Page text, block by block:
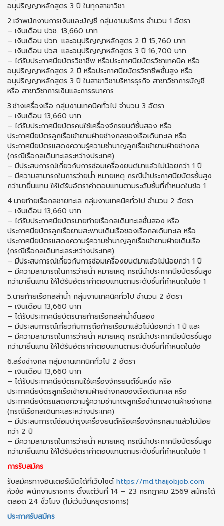
อนุปริญญาหลักสูตร 3 ปี ในทุกสาขาวิชา
2.เจ้าพนักงานการเงินและบัญชี กลุ่มงานบริการ จำนวน 1 อัตรา
– เงินเดือน ปวช. 13,660 บาท
– เงินเดือน ปวท. และอนุปริญญาหลักสูตร 2 ปี 15,760 บาท
– เงินเดือน ปวส. และอนุปริญญาหลักสูตร 3 ปี 16,700 บาท
– ได้รับประกาศนียบัตรวิชาชีพ หรือประกาศนียบัตรวิชาเทคนิค หรือ
อนุปริญญาหลักสูตร 2 ปี หรือประกาศนียบัตรวิชาชีพชั้นสูง หรือ
อนุปริญญาหลักสูตร 3 ปี ในสาขาวิชาบริหารธุรกิจ สาขาวิชาการบัญชี
หรือ สาขาวิชาการเงินและการธนาคาร
3.ช่างเครื่องเรือ กลุ่มงานเทคนิคทั่วไป จำนวน 3 อัตรา
– เงินเดือน 13,660 บาท
– ได้รับประกาศนียบัตรคนใช้เครื่องจักรยนต์ชั้นสอง หรือ
ประกาศนียบัตรลูกเรือเข้ายามฝ่ายช่างกลของเรือเดินทะเล หรือ
ประกาศนียบัตรแสดงความรู้ความชำนาญลูกเรือเข้ายามฝ่ายช่างกล
(กรณีเรือกลเดินทะเลระหว่างประเทศ)
– มีประสบการณ์เกี่ยวกับการซ่อมเครื่องยนต์มาแล้วไม่น้อยกว่า 1 ปี
– มีความสามารถในการว่ายน้ำ หมายเหตุ กรณีนำประกาศนียบัตรชั้นสูง
กว่ามายื่นแทน ให้ได้รับอัตราค่าตอบแทนตามระดับชั้นที่กำหนดในข้อ 1
4.นายท้ายเรือกลชายทะเล กลุ่มงานเทคนิคทั่วไป จำนวน 2 อัตรา
– เงินเดือน 13,660 บาท
– ได้รับประกาศนียบัตรนายท้ายเรือกลเดินทะเลชั้นสอง หรือ
ประกาศนียบัตรลูกเรือยามสะพานเดินเรือของเรือกลเดินทะเล หรือ
ประกาศนียบัตรแสดงความรู้ความชำนาญลูกเรือเข้ายามฝ่ายเดินเรือ
(กรณีเรือกลเดินทะเลระหว่างประเทศ)
– มีประสบการณ์เกี่ยวกับการซ่อมเครื่องยนต์มาแล้วไม่น้อยกว่า 1 ปี
– มีความสามารถในการว่ายน้ำ หมายเหตุ กรณีนำประกาศนียบัตรชั้นสูง
กว่ามายื่นแทน ให้ได้รับอัตราค่าตอบแทนตามระดับชั้นที่กำหนดในข้อ 1
5.นายท้ายเรือกลลำน้ำ กลุ่มงานเทคนิคทั่วไป จำนวน 2 อัตรา
– เงินเดือน 13,660 บาท
– ได้รับประกาศนียบัตรนายท้ายเรือกลลำน้ำชั้นสอง
– มีประสบการณ์เกี่ยวกับการถือท้ายเรือมาแล้วไม่น้อยกว่า 1 ปี และ
– มีความสามารถในการว่ายน้ำ หมายเหตุ กรณีนำประกาศนียบัตรชั้นสูง
กว่ามายื่นแทน ให้ได้รับอัตราค่าตอบแทนตามระดับชั้นที่กำหนดในข้อ
6.สรั่งช่างกล กลุ่มงานเทคนิคทั่วไป 2 อัตรา
– เงินเดือน 13,660 บาท
– ได้รับประกาศนียบัตรคนใช้เครื่องจักรยนต์ชั้นหนึ่ง หรือ
ประกาศนียบัตรลูกเรือเข้ายามฝ่ายช่างกลของเรือเดินทะเล หรือ
ประกาศนียบัตรแสดงความรู้ความชำนาญลูกเรือชำนาญงานฝ่ายช่างกล
(กรณีเรือกลเดินทะเลระหว่างประเทศ)
– มีประสบการณ์ซ่อมบำรุงเครื่องยนต์หรือเครื่องจักรกลมาแล้วไม่น้อย
กว่า 2 ปี
– มีความสามารถในการว่ายน้ำ หมายเหตุ กรณีนำประกาศนียบัตรชั้นสูง
กว่ามายื่นแทน ให้ได้รับอัตราค่าตอบแทนตามระดับชั้นที่กำหนดในข้อ 1
การรับสมัคร
รับสมัครทางอินเตอร์เน็ตได้ที่เว็บไซต์https://md.thaijobjob.com
หัวข้อ พนักงานราชการ ตั้งแต่วันที่ 14 – 23 กรกฎาคม 2569 สมัครได้
ตลอด 24 ชั่วโมง (ไม่เว้นวันหยุดราชการ)
ประกาศรับสมัคร